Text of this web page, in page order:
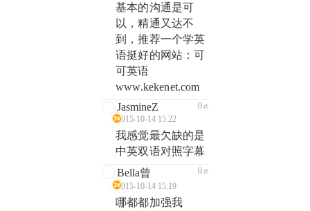
基本的沟通是可
以，精通又达不
到，推荐一个学英
语挺好的网站：可
可英语
www.kekenet.com
JasmineZ
2015-10-14 15:22
0
我感觉最欠缺的是
中英双语对照字幕
Bella曾
2015-10-14 15:19
0
哪都都加强我